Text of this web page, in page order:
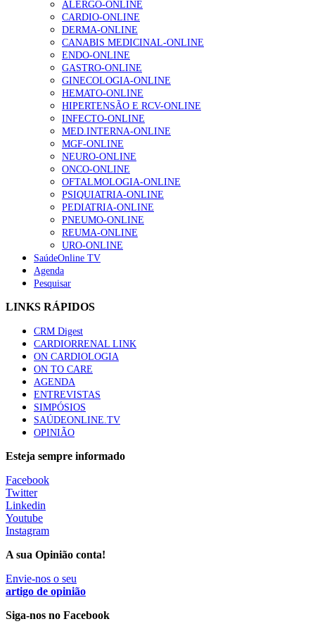
Alguns milhares de utentes podem ficar sem médico de
família com nova regras do registo, alerta associação
175 visualizações
Quase quatro em cada dez doentes com enfarte
apresentavam níveis elevados de Lp(a), revela estudo
86 visualizações
“Os programas de rastreio do cancro do pulmão são
custo-efetivos e representam um investimento
sustentável para os sistemas de saúde”
66 visualizações
Trodelvy aprovado para primeira linha no cancro da
mama triplo negativo metastático em doentes não
elegíveis para inibidores PD-(L)1
61 visualizações
para ajudar a controlar a hipertensão
57 visualizações
ALERGO-ONLINE
CARDIO-ONLINE
DERMA-ONLINE
CANABIS MEDICINAL-ONLINE
ENDO-ONLINE
GASTRO-ONLINE
GINECOLOGIA-ONLINE
HEMATO-ONLINE
HIPERTENSÃO E RCV-ONLINE
INFECTO-ONLINE
MED.INTERNA-ONLINE
MGF-ONLINE
NEURO-ONLINE
ONCO-ONLINE
OFTALMOLOGIA-ONLINE
PSIQUIATRIA-ONLINE
PEDIATRIA-ONLINE
PNEUMO-ONLINE
REUMA-ONLINE
URO-ONLINE
SaúdeOnline TV
Agenda
Pesquisar
LINKS RÁPIDOS
CRM Digest
CARDIORRENAL LINK
ON CARDIOLOGIA
ON TO CARE
AGENDA
ENTREVISTAS
SIMPÓSIOS
SAÚDEONLINE.TV
OPINIÃO
Esteja sempre informado
Facebook
Twitter
Linkedin
Youtube
Instagram
A sua Opinião conta!
Envie-nos o seu
artigo de opinião
Siga-nos no Facebook